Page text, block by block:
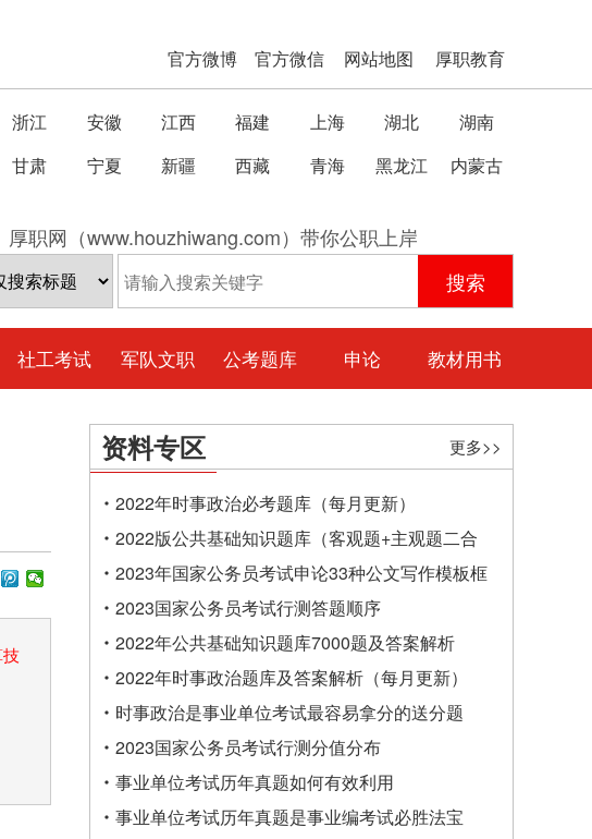
官方微博 官方微信 网站地图 厚职教育
浙江 安徽 江西 福建 上海 湖北
湖南
甘肃 宁夏 新疆 西藏 青海 黑龙江 内蒙古
厚职网（www.houzhiwang.com）带你公职上岸
社工考试 军队文职 公考题库 申论 教材用书
资料专区 更多>>
2022年时事政治必考题库（每月更新）
2022版公共基础知识题库（客观题+主观题二合
一）
2023年国家公务员考试申论33种公文写作模板框
架
2023国家公务员考试行测答题顺序
2022年公共基础知识题库7000题及答案解析
2022年时事政治题库及答案解析（每月更新）
时事政治是事业单位考试最容易拿分的送分题
2023国家公务员考试行测分值分布
事业单位考试历年真题如何有效利用
事业单位考试历年真题是事业编考试必胜法宝